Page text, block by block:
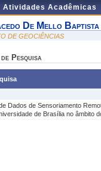
Atividades Acadêmicas
De Mello Baptista
DE GEOCIÊNCIAS
Pesquisa
Dados de Sensoriamento
de Brasília no âmbito